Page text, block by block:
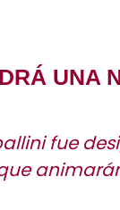
UNA
fue